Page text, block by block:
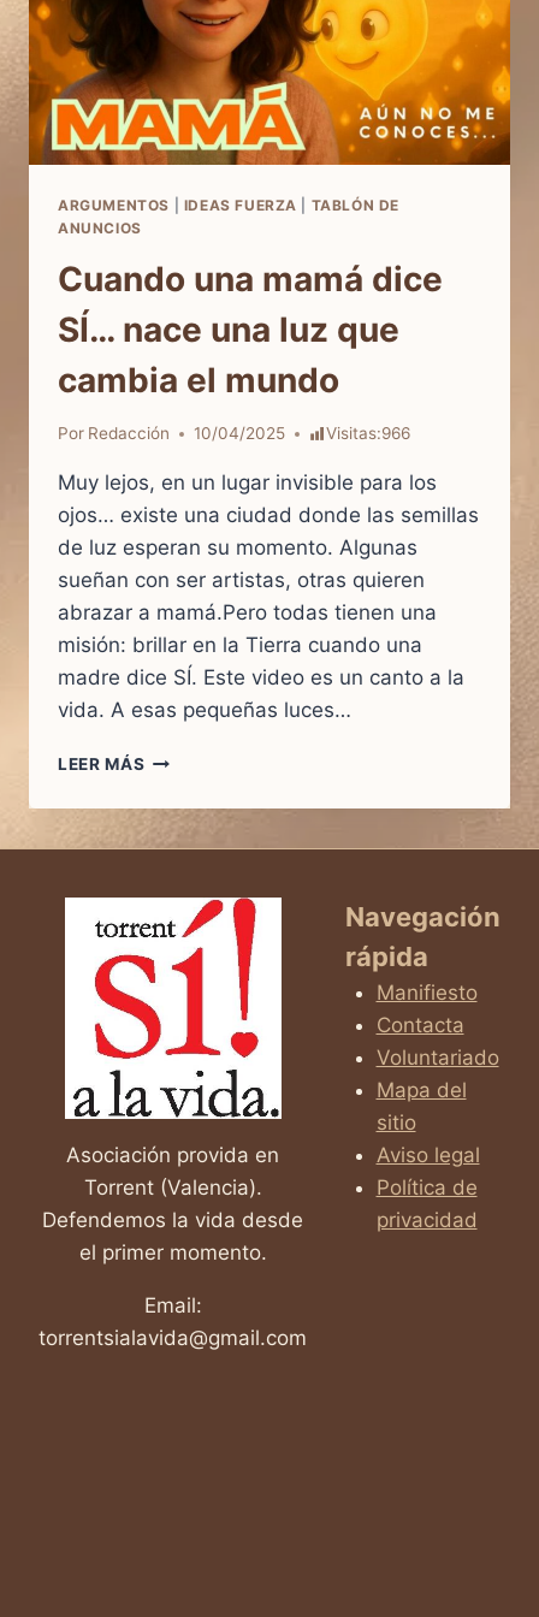
ARGUMENTOS IDEAS FUERZA
TABLÓN DE
ANUNCIOS
Cuando una mamá dice
SÍ… nace una luz que
cambia el mundo
Por Redacción 10/04/2025 Visitas:966
Muy lejos, en un lugar invisible para los
ojos… existe una ciudad donde las semillas
de luz esperan su momento. Algunas
sueñan con ser artistas, otras quieren
abrazar a mamá.Pero todas tienen una
misión: brillar en la Tierra cuando una
madre dice SÍ. Este video es un canto a la
vida. A esas pequeñas luces…
LEER MÁS CUANDO
MAMÁ
LUZ
QUE
CAMBIA
EL
MUNDO
Asociación provida en
Torrent (Valencia).
Defendemos la vida desde
el primer momento.
Email:
torrentsialavida@gmail.com
Navegación
rápida
Manifiesto
Contacta
Voluntariado
Mapa del
sitio
Aviso legal
Política de
privacidad